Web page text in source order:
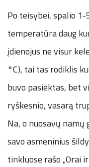
Po teisybei, spalio
temperatūra daug
įdienojus ne visur
°C), tai tas rodiklis
buvo pasiektas, bet
ryškesnio, vasarą
Na, o nuosavų namų
savo asmeninius
tinkluose rašo „Orai